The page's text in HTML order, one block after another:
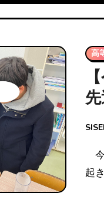
高
今日の最低気温マイナス５度！所要で５時
起